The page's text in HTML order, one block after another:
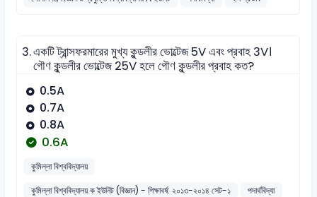
3.একটি ট্রান্সফরমারের মুখ্য কুন্ডলীর ভোল্টেজ 5V এবং প্রবাহ 3V।
গৌণ কুন্ডলীর ভোল্টেজ 25V হলে গৌণ কুন্ডলীর প্রবাহ কত?
0.5A
0.7A
0.8A
0.6A
কুমিল্লা বিশ্ববিদ্যালয়
কুমিল্লা বিশ্ববিদ্যালয় ক ইউনিট (বিজ্ঞান) - শিক্ষাবর্ষ: ২০১৩-২০১৪ সেট-১
পদার্থবিদ্যা